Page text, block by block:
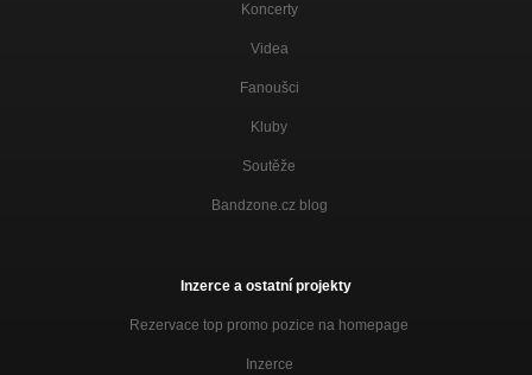
Koncerty
Videa
Fanoušci
Kluby
Soutěže
Bandzone.cz blog
Inzerce a ostatní projekty
Rezervace top promo pozice na homepage
Inzerce